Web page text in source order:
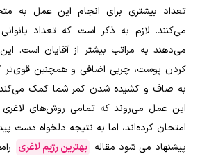
تعداد بیشتری برای انجام این عمل به
می‌کنند. لازم به ذکر است که تعداد
می‌دهند به مراتب بیشتر از آقایان است.
کردن پوست، چربی اضافی و همچنین
به صاف و کشیده شدن کمر شما کمک می‌کند.
این عمل ‌می‌روند که تمامی روش‌های لاغری
امتحان کرده‌اند، اما به نتیجه دلخواه دست
پیشنهاد می شود مقاله بهترین رژیم لاغری